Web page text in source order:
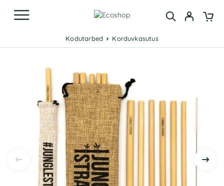
Kodutarbed Korduvkasutus